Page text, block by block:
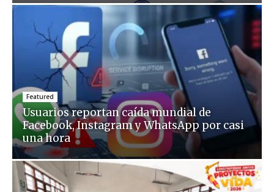
Featured
Usuarios reportan caída mundial de
Facebook, Instagram y WhatsApp por casi
una hora